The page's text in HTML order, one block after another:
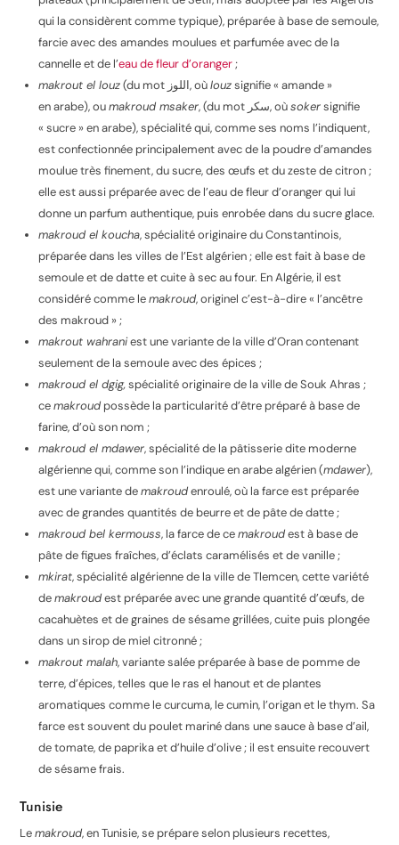
qui la considèrent comme typique), préparée à base de semoule,
farcie avec des amandes moulues et parfumée avec de la
cannelle et de l’eau de fleur d’oranger;
makrout el louz(du mot اللوز, oùlouzsignifie « amande »
en arabe), oumakroud msaker, (du mot سكر, oùsokersignifie
« sucre » en arabe), spécialité qui, comme ses noms l’indiquent,
est confectionnée principalement avec de la poudre d’amandes
moulue très finement, du sucre, des œufs et du zeste de citron ;
elle est aussi préparée avec de l’eau de fleur d’oranger qui lui
donne un parfum authentique, puis enrobée dans du sucre glace.
makroud el koucha, spécialité originaire du Constantinois,
préparée dans les villes de l’Est algérien ; elle est fait à base de
semoule et de datte et cuite à sec au four. En Algérie, il est
considéré comme lemakroud, originel c’est-à-dire« l’ancêtre
des makroud » ;
makrout wahraniest une variante de la ville d’Oran contenant
seulement de la semoule avec des épices ;
makroud el dgig,spécialité originaire de la ville de Souk Ahras ;
cemakroud possède la particularité d’être préparé à base de
farine, d’où son nom ;
makroud el mdawer, spécialité de la pâtisserie dite moderne
algérienne qui, comme son l’indique en arabe algérien (mdawer),
est une variante demakroudenroulé, où la farce est préparée
avec de grandes quantités de beurre et de pâte de datte ;
makroud bel kermouss, la farce de cemakroudest à base de
pâte de figues fraîches, d’éclats caramélisés et de vanille ;
mkirat, spécialité algérienne de la ville de Tlemcen, cette variété
demakroudest préparée avec une grande quantité d’œufs, de
cacahuètes et de graines de sésame grillées, cuite puis plongée
dans un sirop de miel citronné ;
makrout malah, variante salée préparée à base de pomme de
terre, d’épices, telles que le ras el hanout et de plantes
aromatiques comme le curcuma, le cumin, l’origan et le thym. Sa
farce est souvent du poulet mariné dans une sauce à base d’ail,
de tomate, de paprika et d’huile d’olive ; il est ensuite recouvert
de sésame frais.
Tunisie
Lemakroud, en Tunisie, se prépare selon plusieurs recettes,